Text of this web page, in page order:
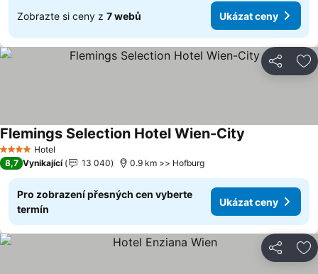
Zobrazte si ceny z 7 webů Ukázat ceny
Sdílet
4 Počet hvězdiček
Hotel
Flemings Selection Hotel Wien-City
8,7 Vynikající 13 040 0.9 km >> Hofburg
Pro zobrazení přesných cen vyberte
termín
Ukázat ceny
Sdílet